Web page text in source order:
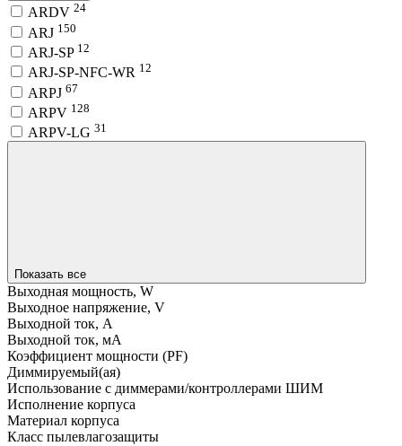
ARDV 24
ARJ 150
ARJ-SP 12
ARJ-SP-NFC-WR 12
ARPJ 67
ARPV 128
ARPV-LG 31
Показать все
Выходная мощность, W
Выходное напряжение, V
Выходной ток, A
Выходной ток, мA
Коэффициент мощности (PF)
Диммируемый(ая)
Использование с диммерами/контроллерами ШИМ
Исполнение корпуса
Материал корпуса
Класс пылевлагозащиты